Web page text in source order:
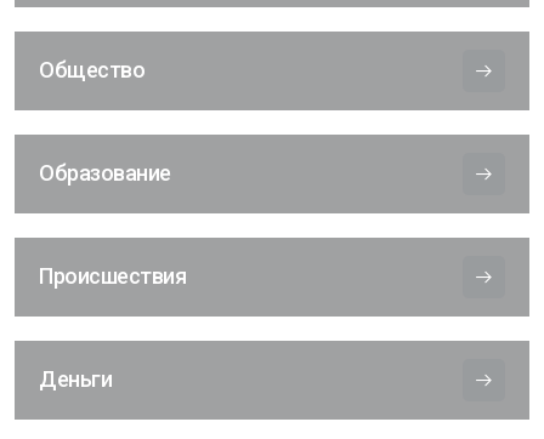
Общество
Образование
Происшествия
Деньги